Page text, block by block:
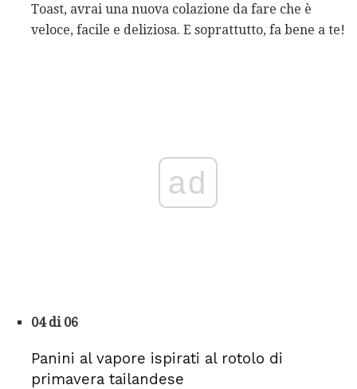
Toast, avrai una nuova colazione da fare che è
veloce, facile e deliziosa. E soprattutto, fa bene a te!
ad
04 di 06
Panini al vapore ispirati al rotolo di
primavera tailandese